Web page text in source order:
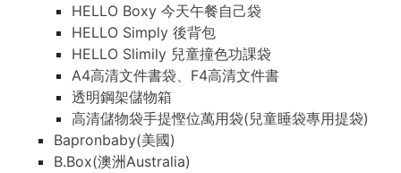
HELLO Boxy 今天午餐自己袋
HELLO Simply 後背包
HELLO Slimily 兒童撞色功課袋
A4高清文件書袋、F4高清文件書
透明鋼架儲物箱
高清儲物袋手提慳位萬用袋(兒童睡袋專用提袋)
Bapronbaby(美國)
B.Box(澳洲Australia)